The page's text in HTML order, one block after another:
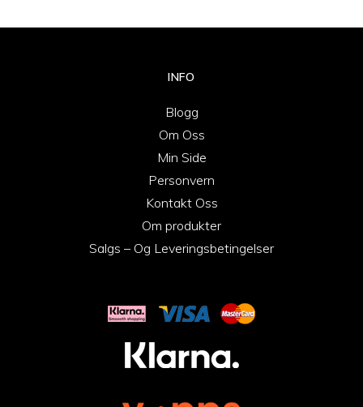
INFO
Blogg
Om Oss
Min Side
Personvern
Kontakt Oss
Om produkter
Salgs – Og Leveringsbetingelser